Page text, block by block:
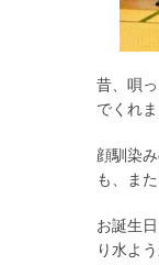
昔、唄
でくれ
顔馴染
も、ま
お誕生
り水よ